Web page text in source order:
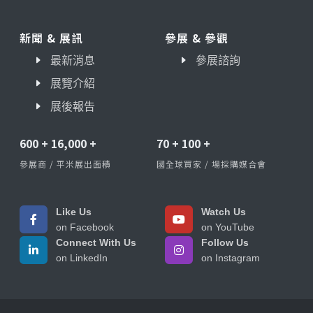
新聞 & 展訊
最新消息
展覽介紹
展後報告
參展 & 參觀
參展諮詢
600 + 16,000 +
參展商 / 平米展出面積
70 + 100 +
國全球買家 / 場採購媒合會
Like Us
on Facebook
Watch Us
on YouTube
Connect With Us
on LinkedIn
Follow Us
on Instagram